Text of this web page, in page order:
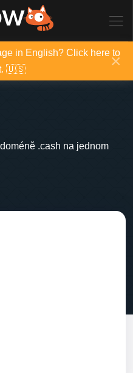
in English? Click here to
🇺🇸
×
.cash na jednom